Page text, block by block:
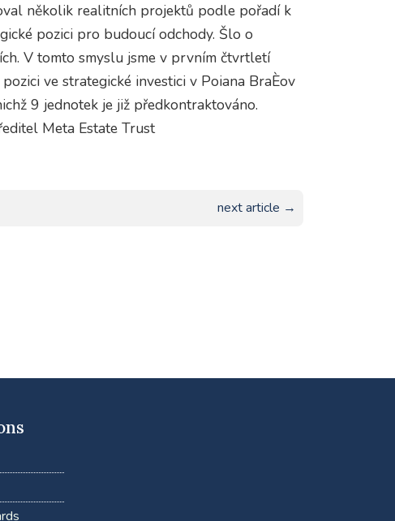
několik realitních projektů podle pořadí k
pozici pro budoucí odchody. Šlo o
V tomto smyslu jsme v prvním čtvrtletí
ve strategické investici v Poiana BraÈov
9 jednotek je již předkontraktováno.
Meta Estate Trust
next article →